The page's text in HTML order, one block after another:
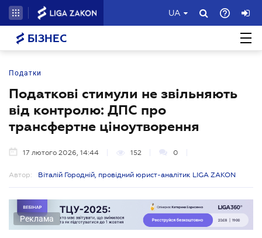
UA
БІЗНЕС
Податки
Податкові стимули не звільняють
від контролю: ДПС про
трансфертне ціноутворення
17 лютого 2026, 14:44 152 0
Автор: Віталій Городній, провідний юрист-аналітик LIGA ZAKON
Реклама